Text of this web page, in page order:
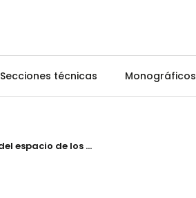
Secciones técnicas Monográficos
La trashumancia y el uso del espacio de los buitres